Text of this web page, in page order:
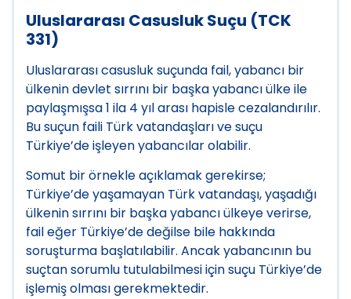
Uluslararası Casusluk Suçu (TCK
331)
Uluslararası casusluk suçunda fail, yabancı bir
ülkenin devlet sırrını bir başka yabancı ülke ile
paylaşmışsa 1 ila 4 yıl arası hapisle cezalandırılır.
Bu suçun faili Türk vatandaşları ve suçu
Türkiye’de işleyen yabancılar olabilir.
Somut bir örnekle açıklamak gerekirse;
Türkiye’de yaşamayan Türk vatandaşı, yaşadığı
ülkenin sırrını bir başka yabancı ülkeye verirse,
fail eğer Türkiye’de değilse bile hakkında
soruşturma başlatılabilir. Ancak yabancının bu
suçtan sorumlu tutulabilmesi için suçu Türkiye’de
işlemiş olması gerekmektedir.